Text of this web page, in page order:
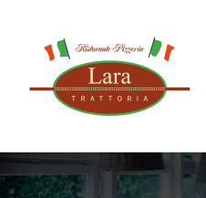
Inhalt
springen